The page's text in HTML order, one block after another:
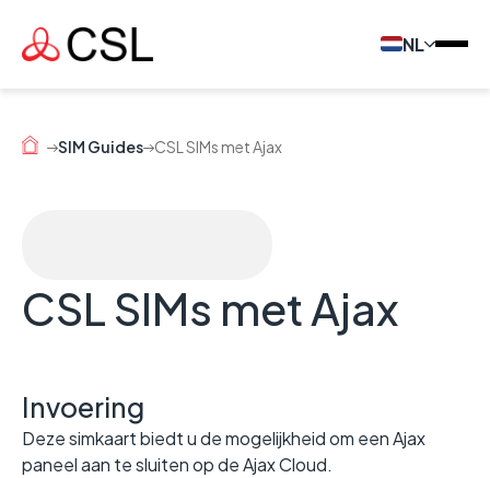
NL
SIM Guides CSL SIMs met Ajax
CSL SIMs met Ajax
Invoering
Deze simkaart biedt u de mogelijkheid om een Ajax
paneel aan te sluiten op de Ajax Cloud.